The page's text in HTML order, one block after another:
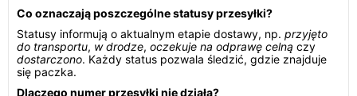
Co oznaczają poszczególne statusy przesyłki?
Statusy informują o aktualnym etapie dostawy, np. przyjęto
do transportu, w drodze, oczekuje na odprawę celną czy
dostarczono. Każdy status pozwala śledzić, gdzie znajduje
się paczka.
Dlaczego numer przesyłki nie działa?